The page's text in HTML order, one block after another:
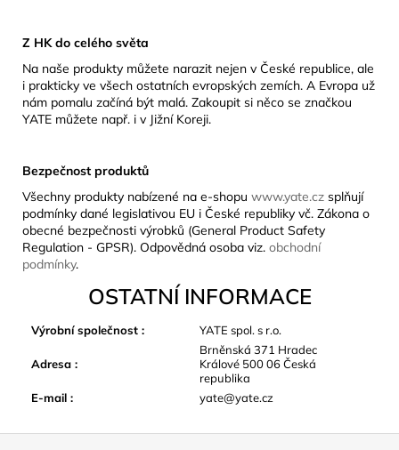
Z HK do celého světa
Na naše produkty můžete narazit nejen v České republice, ale
i prakticky ve všech ostatních evropských zemích. A Evropa už
nám pomalu začíná být malá. Zakoupit si něco se značkou
YATE můžete např. i v Jižní Koreji.
Bezpečnost produktů
Všechny produkty nabízené na e-shopu www.yate.cz splňují
podmínky dané legislativou EU i České republiky vč. Zákona o
obecné bezpečnosti výrobků (General Product Safety
Regulation - GPSR). Odpovědná osoba viz. obchodní
podmínky.
OSTATNÍ INFORMACE
Výrobní společnost : YATE spol. s r.o.
Adresa :
Brněnská 371 Hradec
Králové 500 06 Česká
republika
E-mail : yate@yate.cz